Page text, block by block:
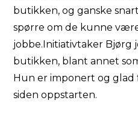
butikken, og ganske
spørre om de kunne
jobbe.Initiativtaker Bjørg
butikken, blant annet
Hun er imponert og glad
siden oppstarten.